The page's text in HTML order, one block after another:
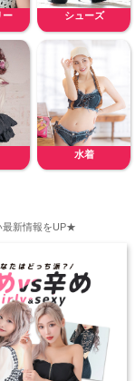
ー シューズ
水着
最新情報をUP★